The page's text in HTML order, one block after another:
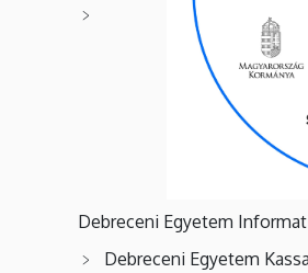
Debreceni Egyetem
Debreceni Egyetem